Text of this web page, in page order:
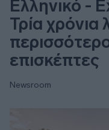
Ελληνικό -
Τρία χρόνια
επισκέπτες
Newsroom